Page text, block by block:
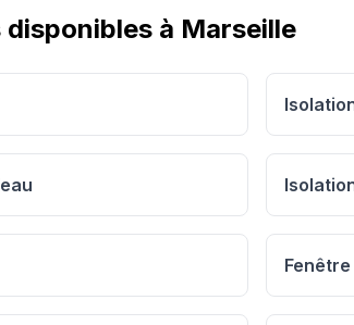
à Marseille
Fenêtre